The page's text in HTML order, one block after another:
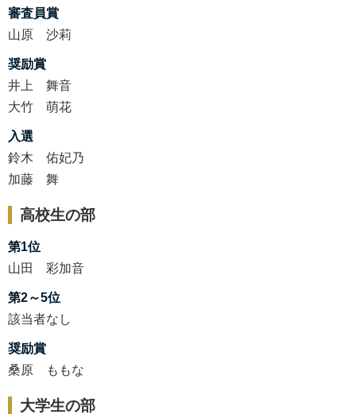
審査員賞
山原 沙莉
奨励賞
井上 舞音
大竹 萌花
入選
鈴木 佑妃乃
加藤 舞
高校生の部
第1位
山田 彩加音
第2～5位
該当者なし
奨励賞
桑原 ももな
大学生の部